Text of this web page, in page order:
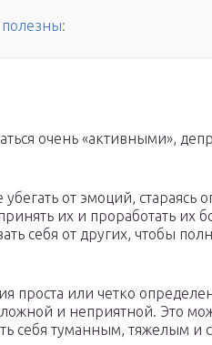
полезны:
очень «активными»,
от эмоций, стараясь
их и проработать их
себя от других, чтобы
проста или четко
и неприятной. Это
себя туманным, тяжелым и